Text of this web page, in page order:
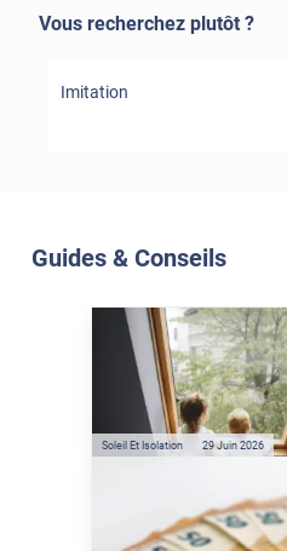
Vous recherchez plutôt ?
Imitation
Guides & Conseils
Véranda et
bloquer jusqu'à
l'énergie
climatisation ?
Soleil Et Isolation 29 Juin 2026
Film anti-
sont les